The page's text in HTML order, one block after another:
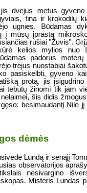
dvejus metus gyveno
tina ir krokodilų
ugnies. Būdamas
į mūsų įprastą
rūšiai "Žuvis".
kelios mylios nuo
padorus moterų
trejus nuostabiai
pasiskelbti, gyveno
protą, jis įsigudrino
tebūtų žinomi tik jam
šis didis
besimaudantį Nile jį
dėmės
Lundą ir senąjį
observatorijos
nesivargino
Misteris Lundas